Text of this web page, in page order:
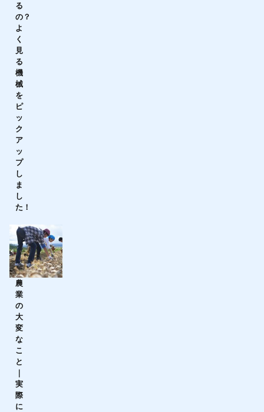
る
の？
よ
く
見
る
機
械
を
ピ
ッ
ク
ア
ッ
プ
し
ま
し
た！
農
業
の
大
変
な
こ
と
｜
実
際
に